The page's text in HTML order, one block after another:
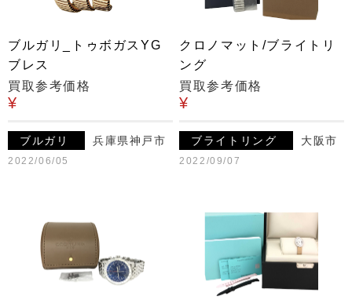
ブルガリ_トゥボガスYG
ブレス
買取参考価格
¥
ブルガリ 兵庫県神戸市
2022/06/05
クロノマット/ブライトリ
ング
買取参考価格
¥
ブライトリング 大阪市
2022/09/07